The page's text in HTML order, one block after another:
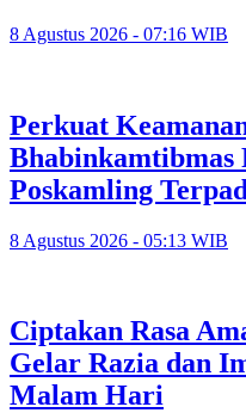
8 Agustus 2026 - 07:16 WIB
Perkuat
Bhabinkamtibmas
Poskamling
8 Agustus 2026 - 05:13 WIB
Ciptakan Rasa
Gelar Razia dan
Malam Hari